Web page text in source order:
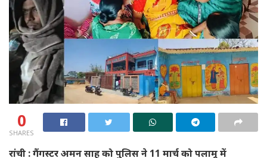
0
SHARES
रांची : गैंगस्टर अमन साहू को पुलिस ने 11 मार्च को पलामू में